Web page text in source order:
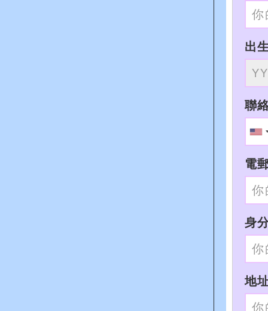
出
聯
電
身
地